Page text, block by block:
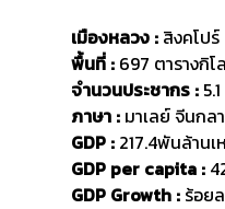
เมืองหลวง :สิงคโปร์
พื้นที่ :697 ตารางกิโ
จำนวนประชากร :
ภาษา :มาเลย์ จีนกล
GDP :217.4พันล้าน
GDP per capita :
GDP Growth :ร้อยล